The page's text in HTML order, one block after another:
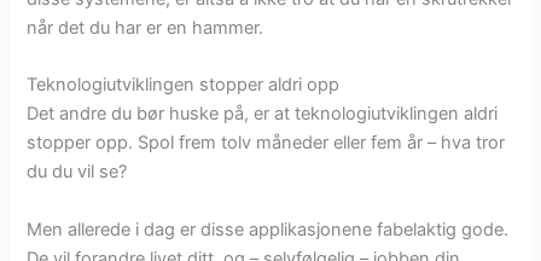
når det du har er en hammer.
Teknologiutviklingen stopper aldri opp
Det andre du bør huske på, er at teknologiutviklingen aldri
stopper opp. Spol frem tolv måneder eller fem år – hva tror
du du vil se?
Men allerede i dag er disse applikasjonene fabelaktig gode.